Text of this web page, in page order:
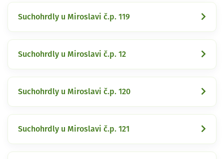
Suchohrdly u Miroslavi č.p. 119
Suchohrdly u Miroslavi č.p. 12
Suchohrdly u Miroslavi č.p. 120
Suchohrdly u Miroslavi č.p. 121